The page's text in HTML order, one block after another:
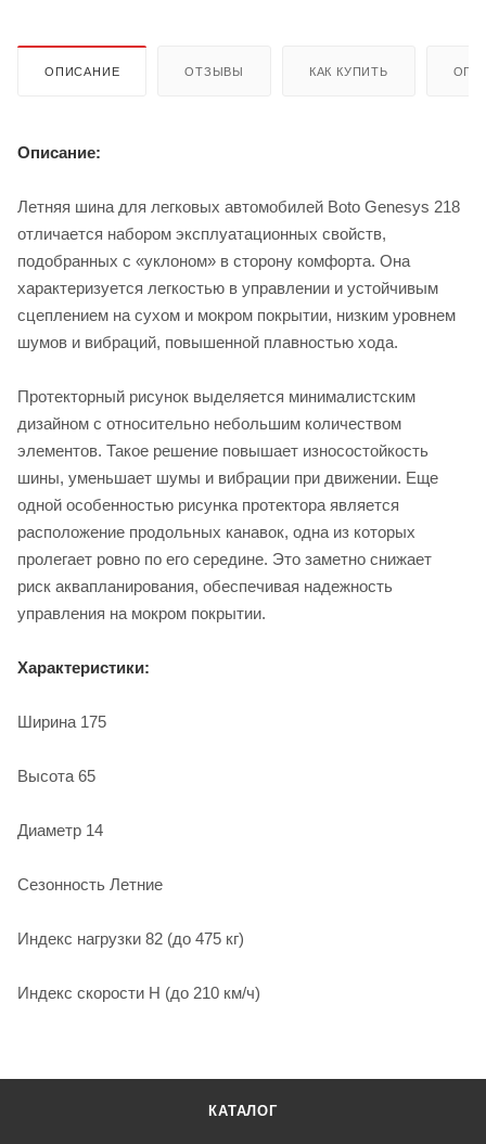
ОПИСАНИЕ ОТЗЫВЫ КАК КУПИТЬ
Описание:
Летняя шина для легковых автомобилей Boto Genesys 218
отличается набором эксплуатационных свойств,
подобранных с «уклоном» в сторону комфорта. Она
характеризуется легкостью в управлении и устойчивым
сцеплением на сухом и мокром покрытии, низким уровнем
шумов и вибраций, повышенной плавностью хода.
Протекторный рисунок выделяется минималистским
дизайном с относительно небольшим количеством
элементов. Такое решение повышает износостойкость
шины, уменьшает шумы и вибрации при движении. Еще
одной особенностью рисунка протектора является
расположение продольных канавок, одна из которых
пролегает ровно по его середине. Это заметно снижает
риск аквапланирования, обеспечивая надежность
управления на мокром покрытии.
Характеристики:
Ширина 175
Высота 65
Диаметр 14
Сезонность Летние
Индекс нагрузки 82 (до 475 кг)
Индекс скорости H (до 210 км/ч)
КАТАЛОГ